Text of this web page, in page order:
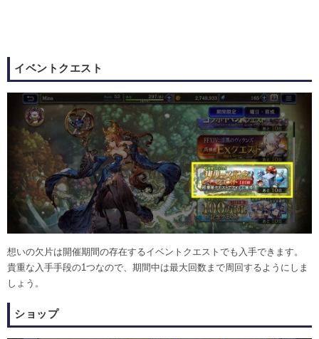
イベントクエスト
想いの欠片は開催期間の存在するイベントクエストでも入手できます。
貴重な入手手段の1つなので、期間中は最大回数まで周回するようにしま
しょう。
ショップ